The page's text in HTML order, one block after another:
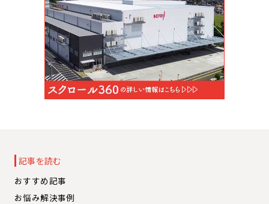
記事を読む
おすすめ記事
お悩み解決事例